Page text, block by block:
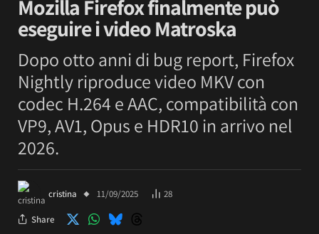
Mozilla Firefox finalmente può
eseguire i video Matroska
Dopo otto anni di bug report, Firefox
Nightly riproduce video MKV con
codec H.264 e AAC, compatibilità con
VP9, AV1, Opus e HDR10 in arrivo nel
2026.
cristina 11/09/2025 28
Share